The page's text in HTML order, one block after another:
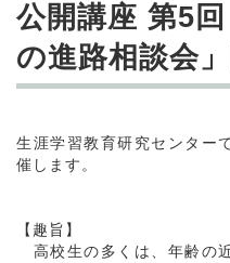
公開講座 第5
の進路相談会
生涯学習教育研究センター
催します。
【趣旨】
高校生の多くは、年齢の